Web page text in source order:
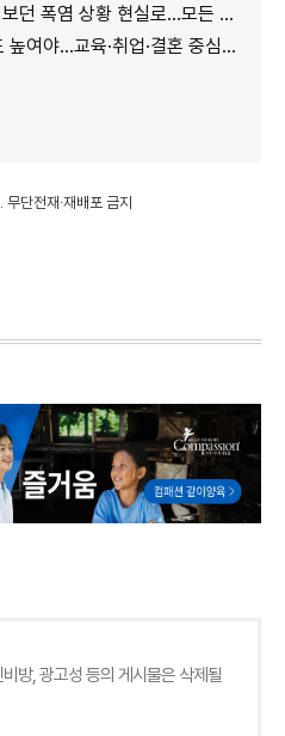
황 현실로…모든 행정력 총동원하라"
…교육·취업·결혼 중심 정책 재편"
단전재·재배포 금지